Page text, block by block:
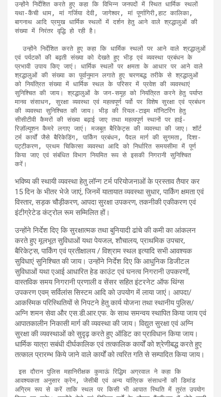
उन्होंने निर्देशित करते हुए कहा कि विभिन्न जनपदों में स्थित धार्मिक स्थलों
यथा-कैंची धाम, मां गर्जिया देवी, जागेश्वर, मां पूर्णागिरी,हाट कालिका,
बागनाथ आदि प्रमुख धार्मिक स्थलों में दर्शन हेतु आने वाले श्रद्धालुओं की
संख्या में निरंतर वृद्धि हो रही है।
एवं पर्यटकों की बढ़ती संख्या को देखते हुए भीड़ एवं व्यवस्था प्रबंधन के
प्रभावी उपाय किए जाएं। धार्मिक स्थलों पर क्षमता के आधार पर आने वाले
श्रद्धालुओं की संख्या का पूर्वानुमान लगाते हुए चरणबद्ध तरीके से श्रद्धालुओं
को नियंत्रित संख्या में धार्मिक स्थल के परिसर में प्रवेश की व्यवस्थाएं
सुनिश्चित की जाय। श्रद्धालुओं के जन-समूह को नियंत्रित करने हेतु पर्याप्त
मानव संसाधन, सुरक्षा व्यवस्था एवं महत्वपूर्ण पर्वो पर विशेष सुरक्षा एवं प्रबंधन
की व्यवस्था सुनिश्चित की जाय। भीड़ की रियल-टाइम मॉनिटरिंग हेतु
सीसीटीवी कैमरों की संख्या बढ़ाई जाए तथा महत्वपूर्ण स्थानों पर हाई-
रिज़ॉल्यूशन कैमरे लगाए जाएं। मजबूत बैरिकेट्स की व्यवस्था की जाए। शॉर्ट
टर्म कार्यों जैसे बैरिकेडिंग, पार्किंग प्रबंधन, पैदल मार्ग की सुगमता, दिशा-
पट्टीकरण, प्रथम चिकित्सा व्यवस्था आदि को निर्धारित समयसीमा में पूर्ण
किया जाए एवं संबंधित विभाग नियमित रूप से इसकी निगरानी सुनिश्चित
करें।
भविष्य की स्थायी व्यवस्था हेतु लॉन्ग टर्म परियोजनाओं के प्रस्ताव तैयार कर
15 दिन के भीतर भेजे जाएं, जिनमें यातायात व्यवस्था सुधार, पार्किंग क्षमता एवं
विस्तार, सड़क चौड़ीकरण, आपदा सुरक्षा उपकरण, तकनीकी एकीकरण एवं
इंटीग्रेटेड कंट्रोल रूम सम्मिलित हों।
उन्होंने निर्देश दिए कि सुरक्षात्मक तथा बुनियादी ढांचे की कमी का आंकलन
करते हुए मूलभूत सुविधाओं यथा पेयजल, शौचालय, प्राथमिक उपचार,
बैरिकेट्स, पार्किंग एवं प्रतीक्षालय / विश्राम स्थल इत्यादि सभी आवश्यक
सुविधाएं सुनिश्चित की जाय। उन्होंने निर्देश दिए कि आधुनिक डिजीटल
सुविधाओं यथा एआई आधारित हेड काउंट एवं घनत्व निगरानी उपकरणों,
वास्तविक समय निगरानी प्रणाली व सेंसर सहित इंटरनेट ऑफ थिंग्स
उपकरण एवम् सर्विलांस सिस्टम आदि को उपयोग में लाया जाएं। आपदा/
आकस्मिक परिस्थितियों से निपटने हेतु कार्य योजना तथा स्थानीय पुलिस/
अग्नि शमन सेवा और एस.डी.आर.एफ. के साथ समन्वय स्थापित किया जाय एवं
आपातकालीन निकासी मार्ग की व्यवस्था की जाय। विद्युत सुरक्षा एवं अग्नि
सुरक्षा की व्यवस्थाओं को सुदृढ़ करते हुए ऑडिट का प्राविधान किया जाय।
धार्मिक यात्रा सबंधी दीर्घकालिक एवं तत्कालिक कार्यों को श्रेणीबद्ध करते हुए
तत्काल प्रारम्भ किये जाने वाले कार्यों को त्वरित गति से सम्पादित किया जाय।
आवश्यकता अनुसार क्रेन, जेसीबी एवं अन्य यांत्रिक संसाधनों की डिमांड
अग्रिम रूप से करें ताकि स्थल पर किसी भी आपात स्थिति में तुरंत उपयोग